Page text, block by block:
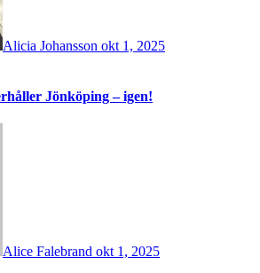
Alicia Johansson okt 1, 2025
Jönköping – igen!
Alice Falebrand okt 1, 2025